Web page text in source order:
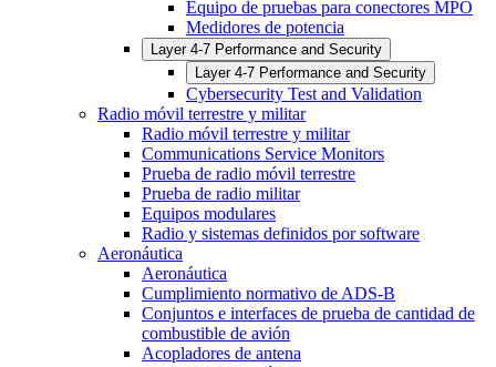
Equipo de pruebas para conectores MPO
Medidores de potencia
Layer 4-7 Performance and Security
Layer 4-7 Performance and Security
Cybersecurity Test and Validation
Radio móvil terrestre y militar
Radio móvil terrestre y militar
Communications Service Monitors
Prueba de radio móvil terrestre
Prueba de radio militar
Equipos modulares
Radio y sistemas definidos por software
Aeronáutica
Aeronáutica
Cumplimiento normativo de ADS-B
Conjuntos e interfaces de prueba de cantidad de
combustible de avión
Acopladores de antena